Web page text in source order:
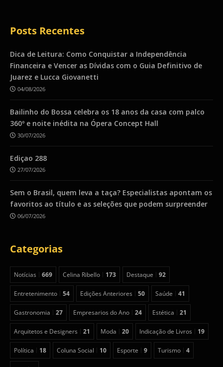
Posts Recentes
Dica de Leitura: Como Conquistar a Independência
Financeira e Vencer as Dívidas com o Guia Definitivo de
Juarez e Lucca Giovanetti
04/08/2026
Bailinho do Bossa celebra os 18 anos da casa com palco
360º e noite inédita na Ópera Concept Hall
30/07/2026
Ediçao 288
27/07/2026
Sem o Brasil, quem leva a taça? Especialistas apontam os
favoritos ao título e as seleções que podem surpreender
06/07/2026
Categorias
Notícias 669 Celina Ribello 173 Destaque 92
Entretenimento 54 Edições Anteriores 50 Saúde 41
Gastronomia 27 Empresarios do Ano 24 Estética 21
Arquitetos e Designers 21 Moda 20 Indicação de Livros 19
Política 18 Coluna Social 10 Esporte 9 Turismo 4